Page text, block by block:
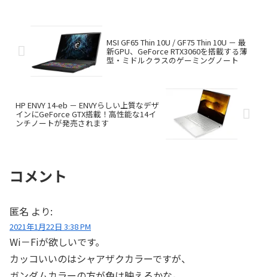
MSI GF65 Thin 10U / GF75 Thin 10U － 最
新GPU、GeForce RTX3060を搭載する薄
型・ミドルクラスのゲーミングノート
HP ENVY 14-eb － ENVYらしい上質なデザ
インにGeForce GTX搭載！高性能な14イ
ンチノートが発売されます
コメント
匿名 より:
2021年1月22日 3:38 PM
Wi－Fiが欲しいです。
カッコいいのはシャアザクカラーですが、